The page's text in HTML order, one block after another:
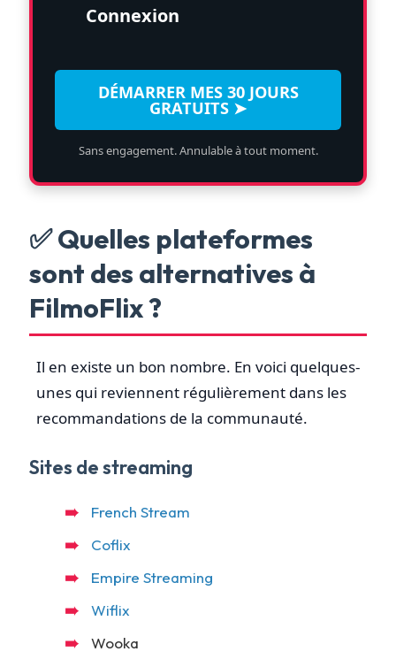
Connexion
DÉMARRER MES 30 JOURS
GRATUITS ➤
Sans engagement. Annulable à tout moment.
✅ Quelles plateformes
sont des alternatives à
FilmoFlix ?
Il en existe un bon nombre. En voici quelques-
unes qui reviennent régulièrement dans les
recommandations de la communauté.
Sites de streaming
French Stream
Coflix
Empire Streaming
Wiflix
Wooka